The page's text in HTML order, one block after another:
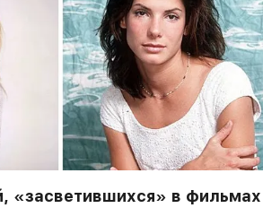
«засветившихся» в фильмах